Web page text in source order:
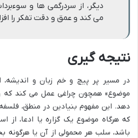
دیگر، از سردرگمی ها و
می کند و عمق و دقت تفکر را
نتیجه گیری
در مسیر پر پیچ و خم زبان و اندیشه،
موضوع» همچون چراغی عمل می کند که
دهد. این مفهوم بنیادین در منطق،
که هرگاه موضوع یک گزاره یا ادعا، از
باشد، سلب هر محمولی از آن یا هرگونه